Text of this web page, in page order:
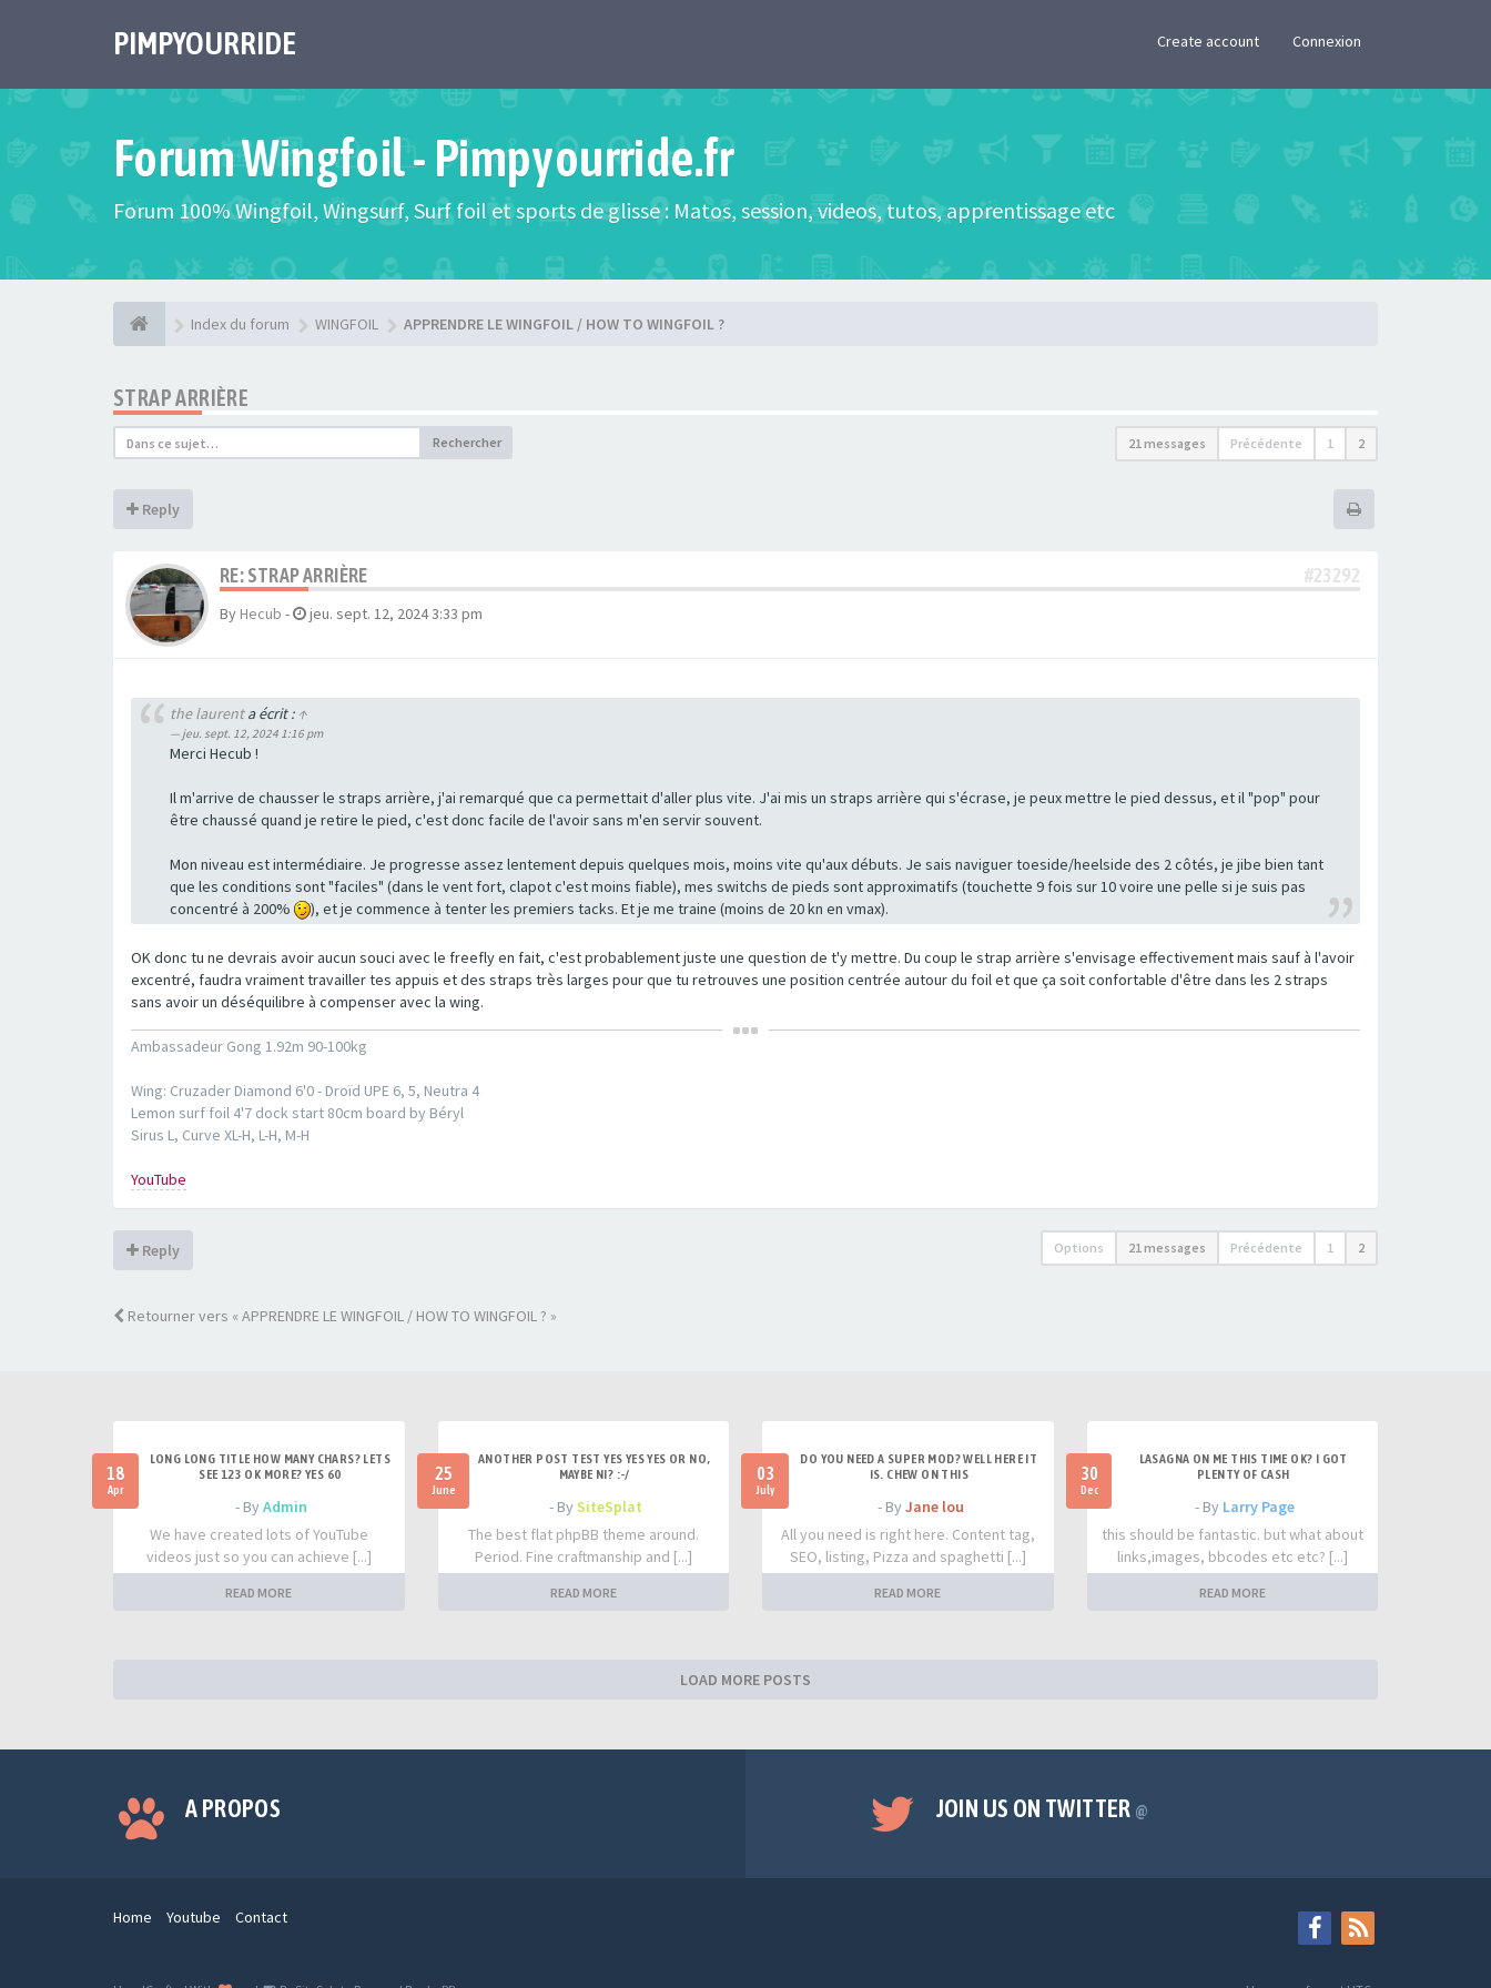
PIMPYOURRIDE Create account Connexion
Forum Wingfoil - Pimpyourride.fr
Forum 100% Wingfoil, Wingsurf, Surf foil et sports de glisse : Matos, session, videos, tutos, apprentissage etc
Index du forum WINGFOIL APPRENDRE LE WINGFOIL / HOW TO WINGFOIL ?
STRAP ARRIÈRE
Rechercher 21 messages Précédente 1 2
Reply
RE: STRAP ARRIÈRE #23292
By Hecub - jeu. sept. 12, 2024 3:33 pm
the laurenta écrit :↑
jeu. sept. 12, 2024 1:16 pm
Merci Hecub !
Il m'arrive de chausser le straps arrière, j'ai remarqué que ca permettait d'aller plus vite. J'ai mis un straps arrière qui s'écrase, je peux mettre le pied dessus, et il "pop" pour
être chaussé quand je retire le pied, c'est donc facile de l'avoir sans m'en servir souvent.
Mon niveau est intermédiaire. Je progresse assez lentement depuis quelques mois, moins vite qu'aux débuts. Je sais naviguer toeside/heelside des 2 côtés, je jibe bien tant
que les conditions sont "faciles" (dans le vent fort, clapot c'est moins fiable), mes switchs de pieds sont approximatifs (touchette 9 fois sur 10 voire une pelle si je suis pas
concentré à 200%
), et je commence à tenter les premiers tacks. Et je me traine (moins de 20 kn en vmax).
OK donc tu ne devrais avoir aucun souci avec le freefly en fait, c'est probablement juste une question de t'y mettre. Du coup le strap arrière s'envisage effectivement mais sauf à l'avoir
excentré, faudra vraiment travailler tes appuis et des straps très larges pour que tu retrouves une position centrée autour du foil et que ça soit confortable d'être dans les 2 straps
sans avoir un déséquilibre à compenser avec la wing.
Ambassadeur Gong 1.92m 90-100kg
Wing: Cruzader Diamond 6'0 - Droïd UPE 6, 5, Neutra 4
Lemon surf foil 4'7 dock start 80cm board by Béryl
Sirus L, Curve XL-H, L-H, M-H
YouTube
Reply Options 21 messages Précédente 1 2
Retourner vers « APPRENDRE LE WINGFOIL / HOW TO WINGFOIL ? »
18
Apr
LONG LONG TITLE HOW MANY CHARS? LETS
SEE 123 OK MORE? YES 60
- ByAdmin
We have created lots of YouTube
videos just so you can achieve [...]
READ MORE
25
June
ANOTHER POST TEST YES YES YES OR NO,
MAYBE NI? :-/
- BySiteSplat
The best flat phpBB theme around.
Period. Fine craftmanship and [...]
READ MORE
03
July
DO YOU NEED A SUPER MOD? WELL HERE IT
IS. CHEW ON THIS
- By Jane lou
All you need is right here. Content tag,
SEO, listing, Pizza and spaghetti [...]
READ MORE
30
Dec
LASAGNA ON ME THIS TIME OK? I GOT
PLENTY OF CASH
- By Larry Page
this should be fantastic. but what about
links,images, bbcodes etc etc? [...]
READ MORE
LOAD MORE POSTS
A PROPOS JOIN US ON TWITTER @
Home Youtube Contact